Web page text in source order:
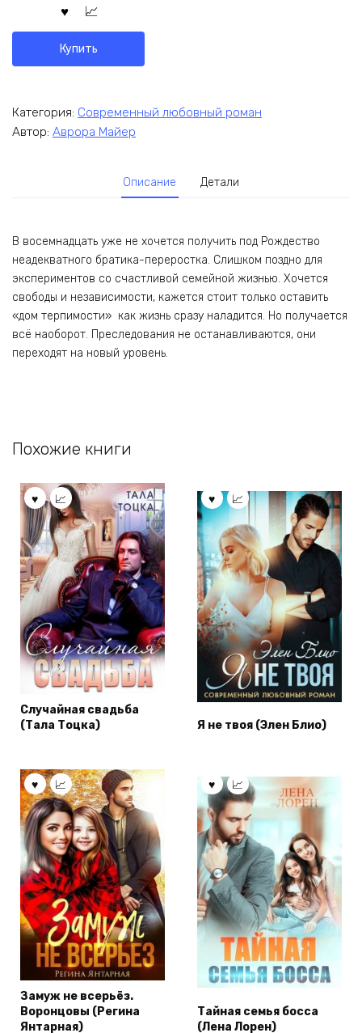
Купить
Категория: Современный любовный роман
Автор: Аврора Майер
Описание Детали
В восемнадцать уже не хочется получить под Рождество
неадекватного братика-переростка. Слишком поздно для
экспериментов со счастливой семейной жизнью. Хочется
свободы и независимости, кажется стоит только оставить
«дом терпимости» как жизнь сразу наладится. Но получается
всё наоборот. Преследования не останавливаются, они
переходят на новый уровень.
Похожие книги
Случайная свадьба
(Тала Тоцка)
Я не твоя (Элен Блио)
Замуж не всерьёз.
Воронцовы (Регина
Янтарная)
Тайная семья босса
(Лена Лорен)